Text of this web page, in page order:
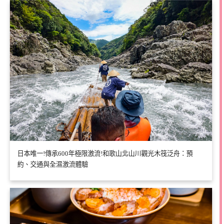
日本唯一!傳承600年極限激流!和歌山北山川觀光木筏泛舟：預
約、交通與全濕激流體驗